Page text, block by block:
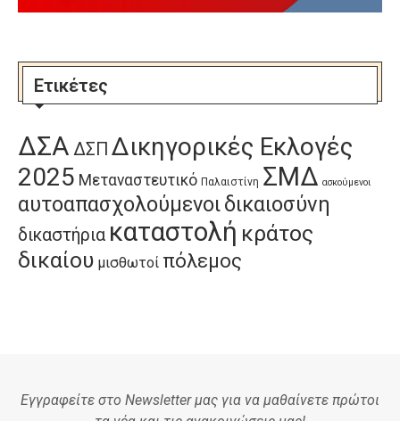
Ετικέτες
ΔΣΑ ΔΣΠ Δικηγορικές Εκλογές
2025 Μεταναστευτικό Παλαιστίνη ΣΜΔ ασκούμενοι
αυτοαπασχολούμενοιδικαιοσύνη
δικαστήρια καταστολή κράτος
δικαίου μισθωτοί πόλεμος
Εγγραφείτε στο Newsletter μας για να μαθαίνετε πρώτοι